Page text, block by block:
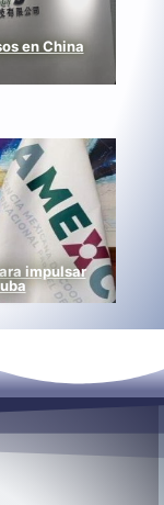
en China
impulsar